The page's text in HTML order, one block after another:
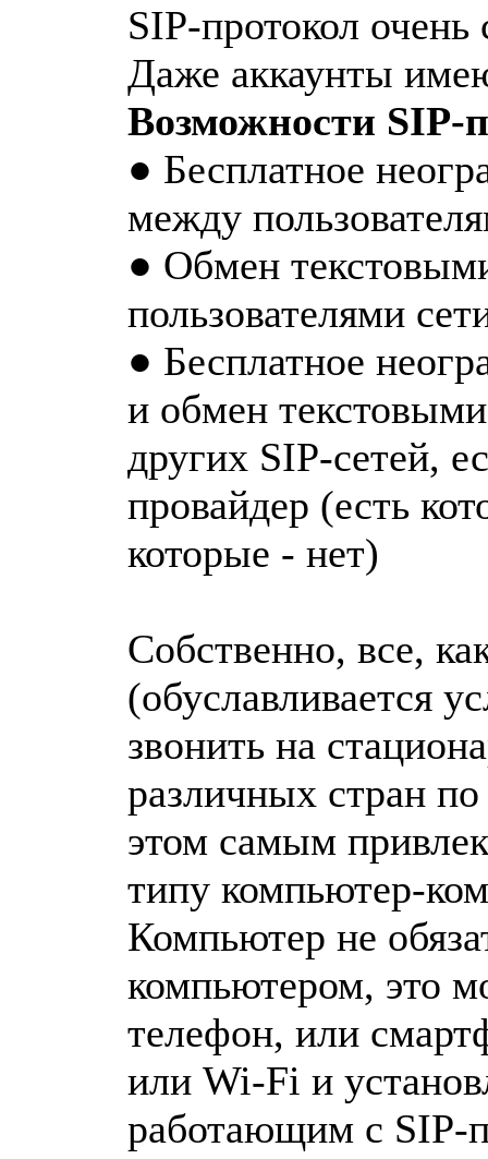
SIP-протокол
Даже аккаунты
Возможности SIP-
● Бесплатное
между
● Обмен
пользователями
● Бесплатное
и обмен
других SIP-сетей,
провайдер (есть
которые - нет)
Собственно, все,
(обуславливается
звонить на
различных стран
этом самым
типу компьютер-
Компьютер не
компьютером, это
телефон, или
или Wi-Fi и
работающим с SIP-